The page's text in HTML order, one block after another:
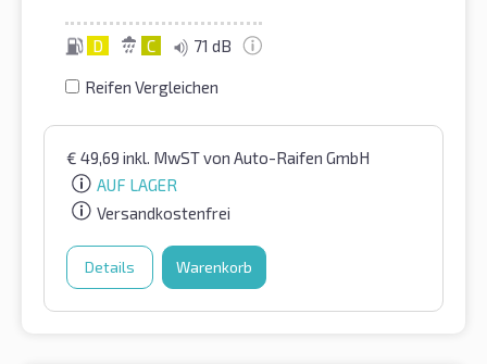
D C 71 dB
Reifen Vergleichen
€ 49,69 inkl. MwSTvon Auto-Raifen GmbH
AUF LAGER
Versandkostenfrei
Details Warenkorb